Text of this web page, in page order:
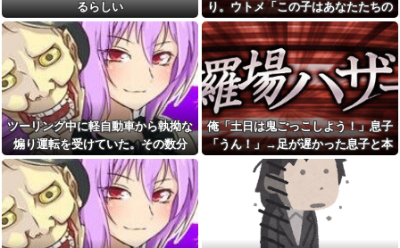
たw w w w w w w w w w
寺田心、週6ジム通いで体重
62kg→82kgに 110kgのベンチ
プレス持ち上げる姿披露
ちいかわ作者さん、総額30億
超の大豪邸を建てるｗｗｗｗｗ
ｗｗｗｗｗｗｗｗｗｗｗｗｗｗ
【画像】居酒屋さん、6人で長
居して会計4939円しか使わない
客にお気持ち表明してしまう←
コレどっちが悪いん
や？？？？？？
マックの招待券を使おうとし
たら店員に番号を聞かれた。激
怒した僕は「どうしてくれんね
ん！！！無料券よこせ
や！！！！」と怒鳴って…
空母キラー」か？！
【後編】友人から俺の嫁と子
が不審な男と歩いてると聞いた
俺。単身赴任先から興信所に相
談した結果
幼稚な義弟夫婦が大嫌い。低
学歴だしパラサイトだし夫婦揃
って太ってるし。義母にベタベ
タ甘えて「ジュース飲みた～
い」何かあるとすぐ「親に言い
つけてやる！」
友人とタクシーに乗った→運
ちゃん「5070円ね」私「５千円
のチケットあるわ。これと70円
ね」→友人「これタクシー代
ね」35円！？これはセコケチ！
FO案件！！→スレ民の反応
るらしい
り。ウトメ「この子はあなたたちの
子として育てて」旦那「ありがと
う」私「勝手に決めないで！」→修
羅場になり…
ツーリング中に軽自動車から執拗な
煽り運転を受けていた。その数分
後、思わぬ結末を目撃することにな
り…
俺「土日は鬼ごっこしよう！」息子
「うん！」→足が遅かった息子と本
気で遊び続けた10年後…